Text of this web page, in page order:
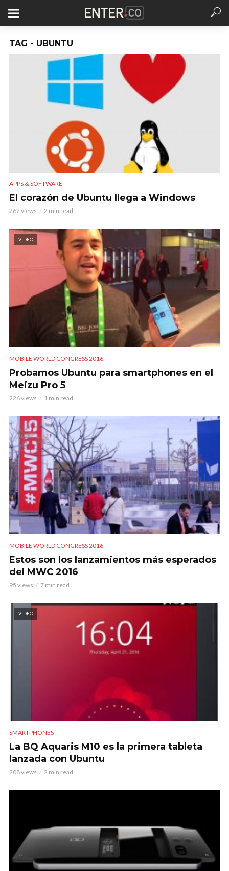
TAG - UBUNTU
APPS & SOFTWARE
El corazón de Ubuntu llega a Windows
262 views 2 min read
VIDEO
MOBILE WORLD CONGRESS 2016
Probamos Ubuntu para smartphones en el
Meizu Pro 5
226 views 1 min read
MOBILE WORLD CONGRESS 2016
Estos son los lanzamientos más esperados
del MWC 2016
95 views 7 min read
VIDEO
SMARTPHONES
La BQ Aquaris M10 es la primera tableta
lanzada con Ubuntu
208 views 2 min read